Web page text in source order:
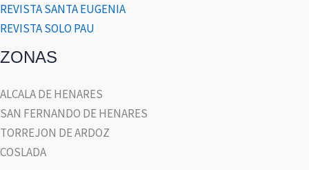
REVISTA SANTA EUGENIA
REVISTA SOLO PAU
ZONAS
ALCALA DE HENARES
SAN FERNANDO DE HENARES
TORREJON DE ARDOZ
COSLADA